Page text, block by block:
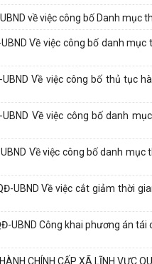
về việc công bố Danh
Về việc công bố danh
Về việc công bố thủ tục
Về việc công bố danh
Về việc công bố danh
UBND Về việc cắt giảm thời
UBND Công khai phương án
CHÍNH CẤP XÃ LĨNH VỰC